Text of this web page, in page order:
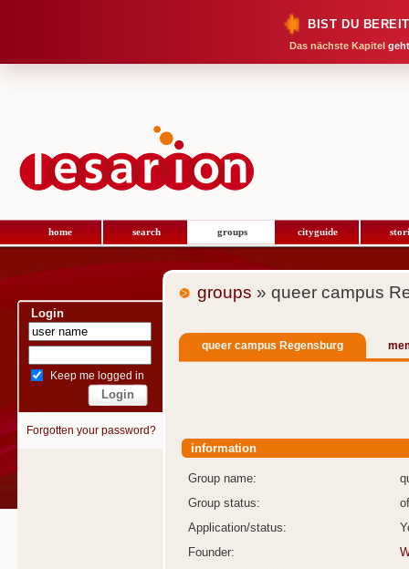
BIST DU
Das nächste Kapitel
home search groups cityguide
Login
Keep me logged in
Forgotten your password?
groups » queer campus
queer campus Regensburg
information
Group name:
Group status:
Application/status:
Founder: